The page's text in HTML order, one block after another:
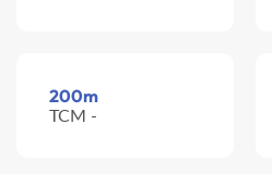
200m
TCM -